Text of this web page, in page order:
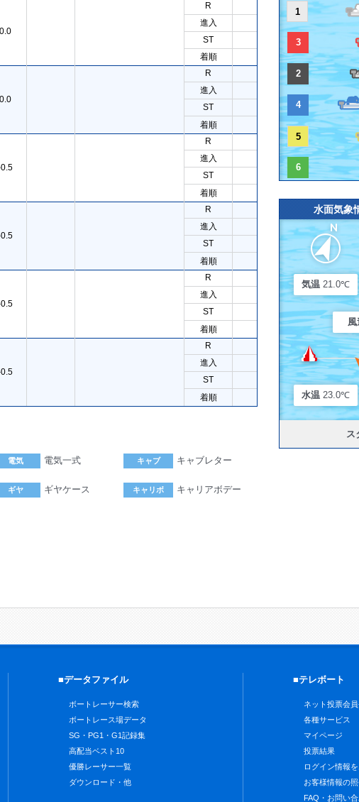
0.0
R
進入
ST
着順
0.0
R
進入
ST
着順
R
進入
ST
着順
R
進入
ST
着順
R
進入
ST
着順
R
進入
ST
着順
電気 電気一式 キャブ キャブレター
ギヤ ギヤケース キャリボ キャリアボデー
1
3
2
4
5
6
水面気象
気温 21.0℃
風
水温 23.0℃
ス
■データファイル
ボートレーサー検索
ボートレース場データ
SG・PG1・G1記録集
高配当ベスト10
優勝レーサー一覧
ダウンロード・他
■テレボート
ネット投票会
各種サービス
マイページ
投票結果
ログイン情報
お客様情報の
FAQ・お問い